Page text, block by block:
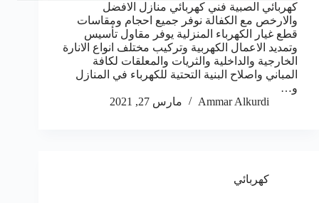
كهربائي الصبية فني كهربائي منازل الافضل
والارخص مع الكفالة نوفر جميع احجام ومقاسات
قطع غيار الكهرباء المنزلية يوفر مقاول تأسيس
وتمديد الاعمال الكهربية وتركيب مختلف انواع الانارة
الخارجية والداخلية والثريات والمعلقات لكافة
المباني واصلاح البنية التحتية للكهرباء في المنازل
و…
Ammar Alkurdi
مارس 27, 2021
كهربائي